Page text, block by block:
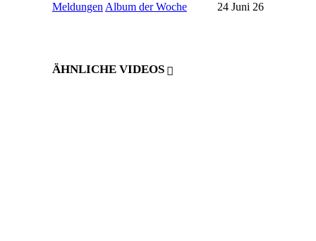
Meldungen Album der Woche 24 Juni 26
ÄHNLICHE VIDEOS